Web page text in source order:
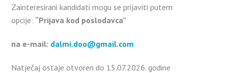
Zainteresirani kandidati mogu se prijaviti putem
opcije: “Prijava kod poslodavca”
na e-mail: dalmi.doo@gmail.com
Natječaj ostaje otvoren do 15.07.2026. godine